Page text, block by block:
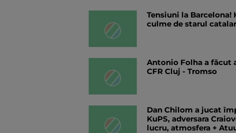
Tensiuni la
culme de starul
Antonio Folha a făcut
CFR Cluj - Tromso
Dan Chilom a jucat
KuPS, adversara
lucru, atmosfera +